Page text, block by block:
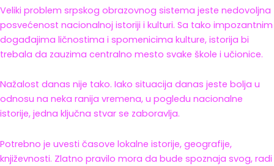
Veliki problem srpskog obrazovnog sistema jeste nedovoljna
posvećenost nacionalnoj istoriji i kulturi. Sa tako impozantnim
događajima ličnostima i spomenicima kulture, istorija bi
trebala da zauzima centralno mesto svake škole i učionice.
Nažalost danas nije tako. Iako situacija danas jeste bolja u
odnosu na neka ranija vremena, u pogledu nacionalne
istorije, jedna ključna stvar se zaboravlja.
Potrebno je uvesti časove lokalne istorije, geografije,
književnosti. Zlatno pravilo mora da bude spoznaja svog, radi